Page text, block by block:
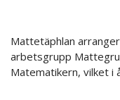
Mattetäphlan
arbetsgrupp
Matematikern, vilket i